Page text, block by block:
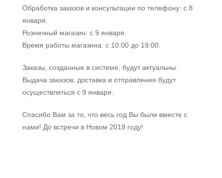
Обработка заказов и консультации по телефону: с 8
января.
Розничный магазин: с 9 января.
Время работы магазина: с 10:00 до 19:00.
Заказы, созданные в системе, будут актуальны.
Выдача заказов, доставка и отправления будут
осуществляться с 9 января.
Спасибо Вам за то, что весь год Вы были вместе с
нами! До встречи в Новом 2019 году!